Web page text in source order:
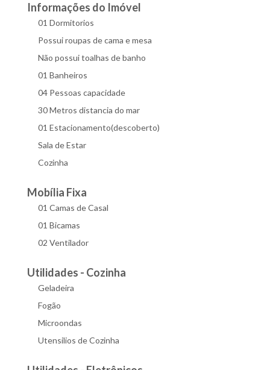
Informações do Imóvel
01 Dormitorios
Possui roupas de cama e mesa
Não possui toalhas de banho
01 Banheiros
04 Pessoas capacidade
30 Metros distancia do mar
01 Estacionamento(descoberto)
Sala de Estar
Cozinha
Mobília Fixa
01 Camas de Casal
01 Bicamas
02 Ventilador
Utilidades - Cozinha
Geladeira
Fogão
Microondas
Utensilios de Cozinha